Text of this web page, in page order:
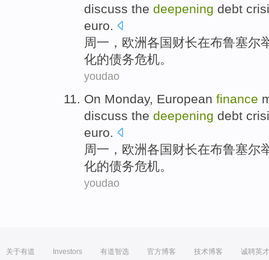
discuss the deepening debt
euro.
周一 ， 欧洲各国 财长在布鲁塞尔
化的债务危机。
youdao
On Monday, European finance
discuss the deepening debt
euro.
周一 ， 欧洲各国 财长在布鲁塞尔
化的债务危机。
youdao
关于有道 Investors 有道智选 官方博客 技术博客 诚聘英才